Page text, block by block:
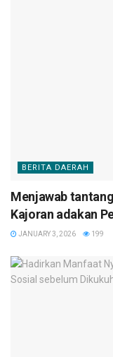
BERITA DAERAH
Menjawab
Kajoran adakan
JANUARY 3, 2026 199